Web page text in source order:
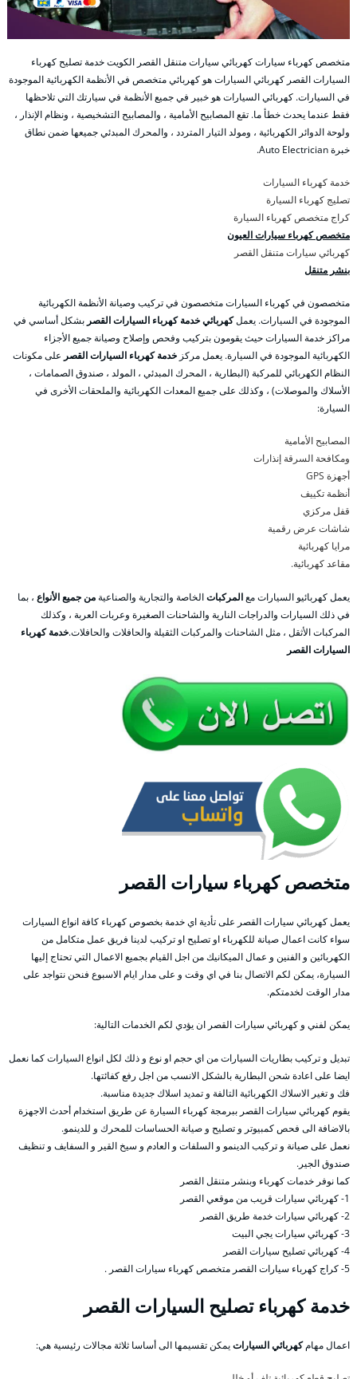
متخصص كهرباء سيارات كهربائي سيارات متنقل القصر الكويت خدمة تصليح كهرباء
السيارات القصر كهربائي السيارات هو كهربائي متخصص في الأنظمة الكهربائية الموجودة
في السيارات. كهربائي السيارات هو خبير في جميع الأنظمة في سيارتك التي تلاحظها
فقط عندما يحدث خطأ ما. تقع المصابيح الأمامية ، والمصابيح التشخيصية ، ونظام الإنذار ،
ولوحة الدوائر الكهربائية ، ومولد التيار المتردد ، والمحرك المبدئي جميعها ضمن نطاق
خبرة Auto Electrician.
خدمة كهرباء السيارات
تصليج كهرباء السيارة
كراج متخصص كهرباء السيارة
متخصص كهرباء سيارات العيون
كهربائي سيارات متنقل القصر
بنشر متنقل
متخصصون في كهرباء السيارات متخصصون في تركيب وصيانة الأنظمة الكهربائية
الموجودة في السيارات. يعملكهربائي خدمة كهرباء السيارات القصر بشكل أساسي في
مراكز خدمة السيارات حيث يقومون بتركيب وفحص وإصلاح وصيانة جميع الأجزاء
الكهربائية الموجودة في السيارة. يعمل مركز خدمة كهرباء السيارات القصر على مكونات
النظام الكهربائي للمركبة (البطارية ، المحرك المبدئي ، المولد ، صندوق الصمامات ،
الأسلاك والموصلات) ، وكذلك على جميع المعدات الكهربائية والملحقات الأخرى في
السيارة:
المصابيح الأمامية
ومكافحة السرقة إنذارات
أجهزة GPS
أنظمة تكييف
قفل مركزي
شاشات عرض رقمية
مرايا كهربائية
مقاعد كهربائية.
يعمل كهربائيو السيارات معالمركباتالخاصة والتجارية والصناعيةمن جميع الأنواع ، بما
في ذلك السيارات والدراجات النارية والشاحنات الصغيرة وعربات العربة ، وكذلك
المركبات الأثقل ، مثل الشاحنات والمركبات الثقيلة والحافلات والحافلات.خدمة كهرباء
السيارات القصر
متخصص كهرباء سيارات القصر
يعمل كهربائي سيارات القصر على تأدية اي خدمة بخصوص كهرباء كافة انواع السيارات
سواء كانت اعمال صيانة للكهرباء او تصليح او تركيب لدينا فريق عمل متكامل من
الكهربائين و الفنين و عمال الميكانيك من اجل القيام بجميع الاعمال التي تحتاج إليها
السيارة، يمكن لكم الاتصال بنا في اي وقت و على مدار ايام الاسبوع فنحن نتواجد على
مدار الوقت لخدمتكم.
يمكن لفني و كهربائي سيارات القصر ان يؤدي لكم الخدمات التالية:
تبديل و تركيب بطاريات السيارات من اي حجم او نوع و ذلك لكل انواع السيارات كما نعمل
ايضا على اعادة شحن البطارية بالشكل الانسب من اجل رفع كفائتها.
فك و تغير الاسلاك الكهربائية التالفة و تمديد اسلاك جديدة مناسبة.
يقوم كهربائي سيارات القصر ببرمجة كهرباء السيارة عن طريق استخدام أحدث الاجهزة
بالاضافة الى فحص كمبيوتر و تصليح و صيانة الحساسات للمحرك و للدينمو.
نعمل على صيانة و تركيب الدينمو و السلفات و العادم و سيخ القير و السفايف و تنظيف
صندوق الجير.
كما نوفر خدمات كهرباء وبنشر متنقل القصر
1- كهربائي سيارات قريب من موقعي القصر
2- كهربائي سيارات خدمة طريق القصر
3- كهربائي سيارات يجي البيت
4- كهربائي تصليح سيارات القصر
5- كراج كهرباء سيارات القصر متخصص كهرباء سيارات القصر .
خدمة كهرباء تصليح السيارات القصر
اعمال مهامكهربائي السياراتيمكن تقسيمها الى أساسا ثلاثة مجالات رئيسية هي: